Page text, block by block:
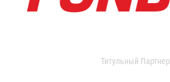
Титульный Партнер